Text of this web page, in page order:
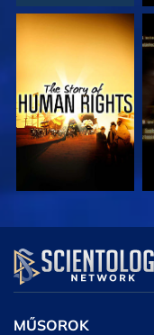
MŰSORNÉZÉS
MŰSORNÉZÉS
MŰSOROK